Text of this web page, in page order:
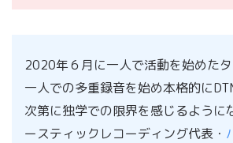
2020年６月に一人で活動を始めたタ
一人での多重録音を始め本格的に
次第に独学での限界を感じるように
ースティックレコーディング代表・